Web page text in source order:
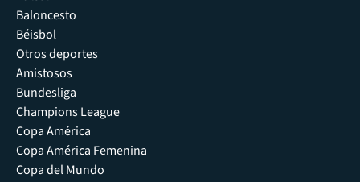
Baloncesto
Béisbol
Otros deportes
Amistosos
Bundesliga
Champions League
Copa América
Copa América Femenina
Copa del Mundo